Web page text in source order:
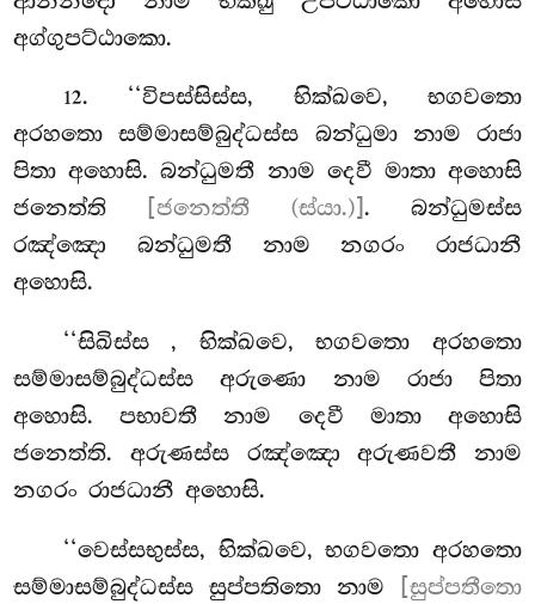
අග්ගුපට්ඨාකො.
12. ‘‘විපස්සිස්ස, භික්ඛවෙ, භගවතො
අරහතො සම්මාසම්බුද්ධස්ස බන්ධුමා නාම රාජා
පිතා අහොසි.බන්ධුමතී නාම දෙවී මාතා අහොසි
ජනෙත්ති
[ජනෙත්තී (ස්යා.)] . බන්ධුමස්ස
රඤ්ඤො බන්ධුමතී නාම නගරං රාජධානී
අහොසි.
‘‘සිඛිස්ස, භික්ඛවෙ, භගවතො අරහතො
සම්මාසම්බුද්ධස්ස අරුණො නාම රාජා පිතා
අහොසි. පභාවතී නාම දෙවී මාතා අහොසි
ජනෙත්ති. අරුණස්ස රඤ්ඤො අරුණවතී නාම
නගරං රාජධානී අහොසි.
‘‘වෙස්සභුස්ස, භික්ඛවෙ, භගවතො අරහතො
සම්මාසම්බුද්ධස්ස සුප්පතිතො නාම
[සුප්පතීතො